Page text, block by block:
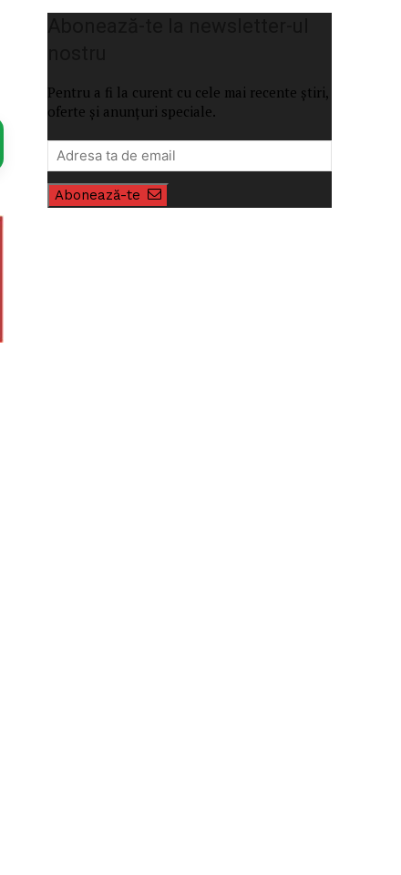
Pentru a fi la curent cu cele mai recente știri,
oferte și anunțuri speciale.
Abonează-te